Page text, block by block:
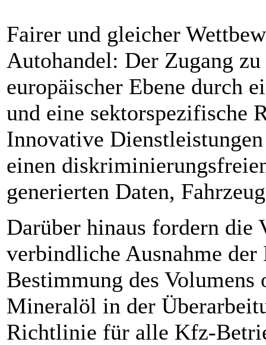
Fairer und gleicher
Autohandel: Der Zugang
europäischer Ebene durch
und eine sektorspezifische
Innovative
einen
generierten Daten,
Darüber hinaus fordern die
verbindliche Ausnahme
Bestimmung des
Mineralöl in der
Richtlinie für alle Kfz-